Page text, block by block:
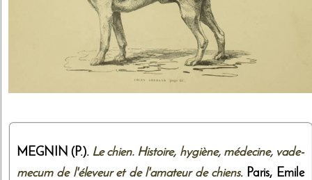
MEGNIN (P.). Le chien. Histoire, hygiène, médecine, vade-
mecum de l'éleveur et de l'amateur de chiens. Paris, Emile